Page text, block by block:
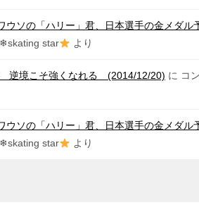
ソの「ハリー」君、日本選手の金メダル
❄skating star より
逆境こそ強くなれる (2014/12/20) に コ
ソの「ハリー」君、日本選手の金メダル
❄skating star より